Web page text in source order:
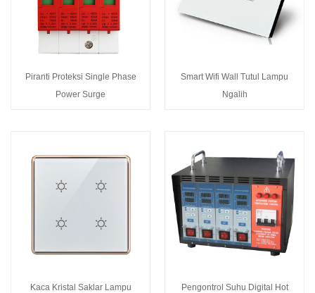
Piranti Proteksi Single Phase
Power Surge
Smart Wifi Wall Tutul Lampu
Ngalih
Kaca Kristal Saklar Lampu
Pengontrol Suhu Digital Hot